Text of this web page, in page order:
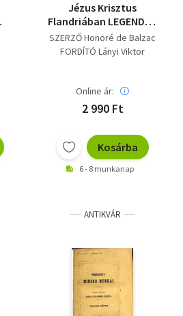
Jézus Krisztus
Flandriában LEGENDÁS
ELBESZÉLÉS
(fametszésű
saját képpel
SZERZŐ Honoré de Balzac
FORDÍTÓ Lányi Viktor
Online ár:
2 990 Ft
Kosárba
6 - 8 munkanap
ANTIKVÁR